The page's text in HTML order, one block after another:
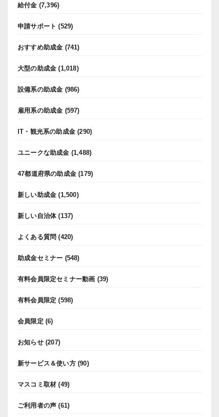
給付金 (7,396)
申請サポート (529)
おすすめ助成金 (741)
大型の助成金 (1,018)
設備系の助成金 (986)
雇用系の助成金 (597)
IT・観光系の助成金 (290)
ユニークな助成金 (1,488)
47都道府県の助成金 (179)
新しい助成金 (1,500)
新しい自治体(137)
よくある質問 (420)
助成金セミナー (548)
有料会員限定セミナー動画 (39)
有料会員限定 (598)
会員限定 (6)
お知らせ(207)
新サービス＆使い方(90)
マスコミ取材 (49)
ご利用者の声 (61)